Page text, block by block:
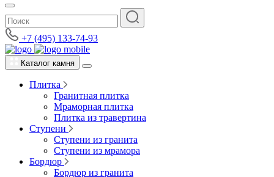
+7 (495) 133-74-93
Каталог камня
Плитка
Гранитная плитка
Мраморная плитка
Плитка из травертина
Ступени
Ступени из гранита
Ступени из мрамора
Бордюр
Бордюр из гранита